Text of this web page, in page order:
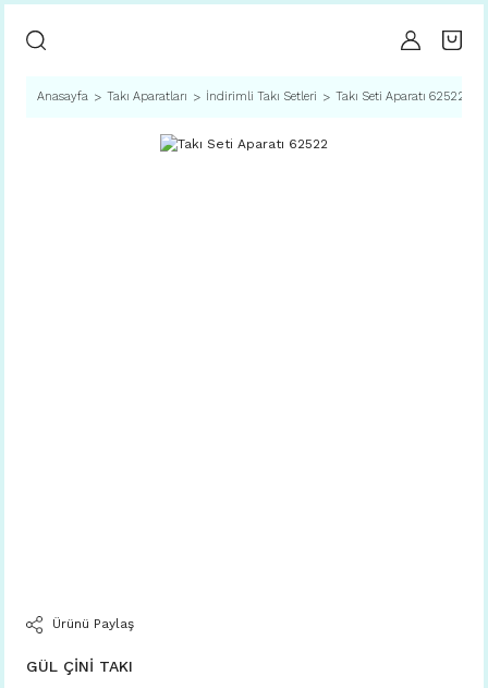
Anasayfa Takı Aparatları İndirimli Takı Setleri Takı Seti Aparatı 62522
Ürünü Paylaş
GÜL ÇİNİ TAKI